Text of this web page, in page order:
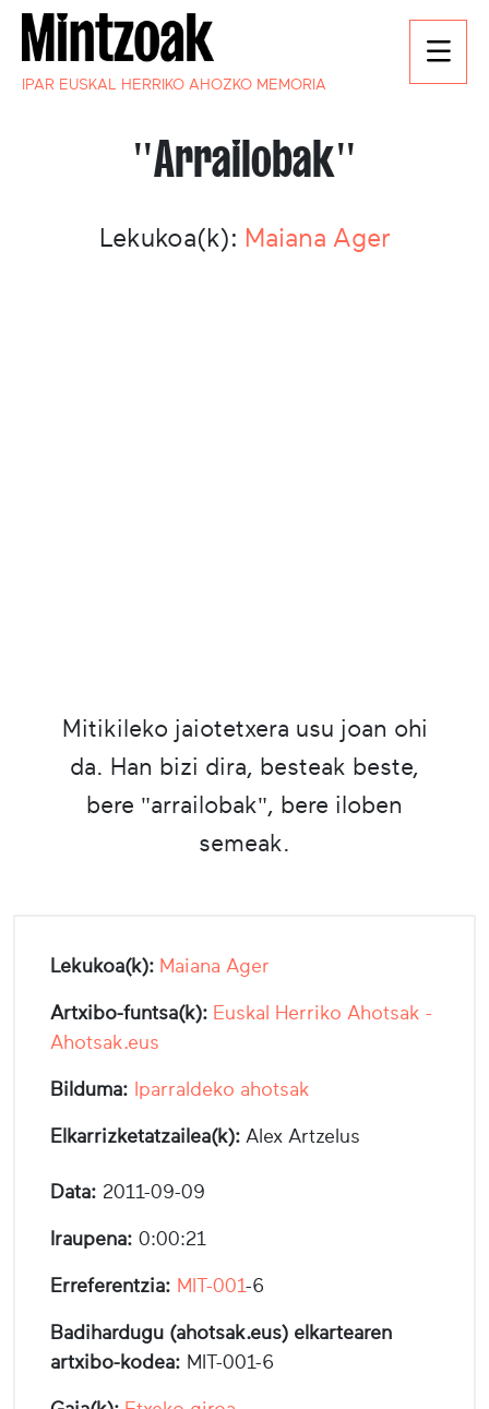
IPAR EUSKAL HERRIKO AHOZKO MEMORIA
"Arrailobak"
Lekukoa(k): Maiana Ager
Mitikileko jaiotetxera usu joan ohi
da. Han bizi dira, besteak beste,
bere "arrailobak", bere iloben
semeak.
Lekukoa(k): Maiana Ager
Artxibo-funtsa(k): Euskal Herriko Ahotsak -
Ahotsak.eus
Bilduma: Iparraldeko ahotsak
Elkarrizketatzailea(k): Alex Artzelus
Data: 2011-09-09
Iraupena: 0:00:21
Erreferentzia: MIT-001-6
Badihardugu (ahotsak.eus) elkartearen
artxibo-kodea: MIT-001-6